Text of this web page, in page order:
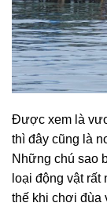
Được xem là
thì đây cũng là
Những chú sao
loại động vật
thế khi chơi đùa